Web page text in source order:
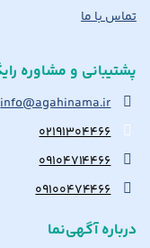
تماس با ما
پشتیبانی و مشاوره
info@agahinama.ir
۰۲۱۹۱۳۰۴۴۶۶
۰۹۱۰۴۷۱۴۴۶۶
۰۹۱۰۰۴۷۴۴۶۶
درباره آگهی‌نما